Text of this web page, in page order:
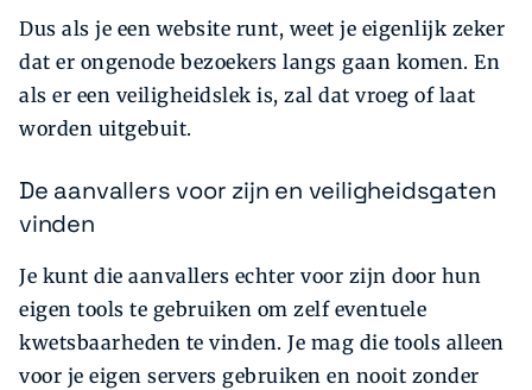
Dus als je een website runt, weet je eigenlijk zeker
dat er ongenode bezoekers langs gaan komen. En
als er een veiligheidslek is, zal dat vroeg of laat
worden uitgebuit.
De aanvallers voor zijn en veiligheidsgaten
vinden
Je kunt die aanvallers echter voor zijn door hun
eigen tools te gebruiken om zelf eventuele
kwetsbaarheden te vinden. Je mag die tools alleen
voor je eigen servers gebruiken en nooit zonder